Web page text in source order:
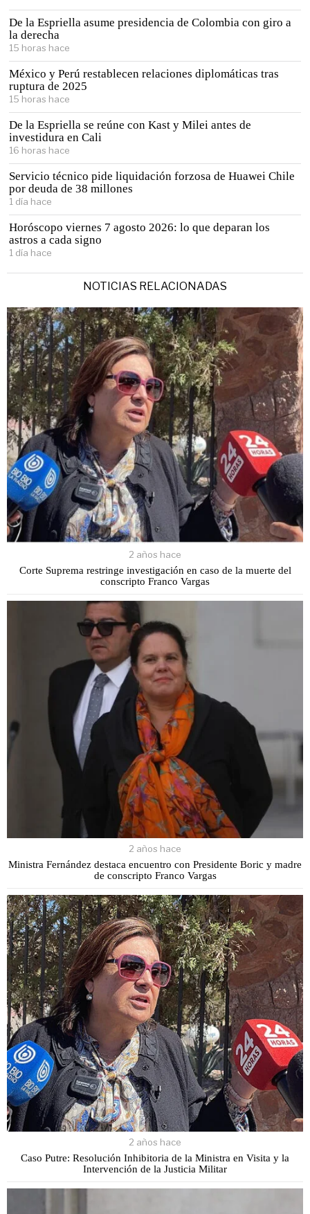
De la Espriella asume presidencia de Colombia con giro a
la derecha
15 horas hace
México y Perú restablecen relaciones diplomáticas tras
ruptura de 2025
15 horas hace
De la Espriella se reúne con Kast y Milei antes de
investidura en Cali
16 horas hace
Servicio técnico pide liquidación forzosa de Huawei Chile
por deuda de 38 millones
1 día hace
Horóscopo viernes 7 agosto 2026: lo que deparan los
astros a cada signo
1 día hace
NOTICIAS RELACIONADAS
2 años hace
Corte Suprema restringe investigación en caso de la muerte del
conscripto Franco Vargas
2 años hace
Ministra Fernández destaca encuentro con Presidente Boric y madre
de conscripto Franco Vargas
2 años hace
Caso Putre: Resolución Inhibitoria de la Ministra en Visita y la
Intervención de la Justicia Militar